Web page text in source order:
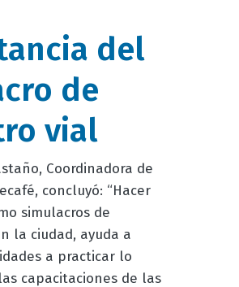
del
de
vial
Coordinadora de
concluyó: “Hacer
simulacros de
la ciudad, ayuda a
a practicar lo
capacitaciones de las